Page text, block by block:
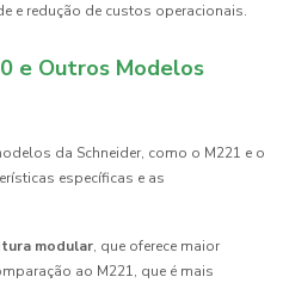
e redução de custos operacionais.
e Outros Modelos
da Schneider, como o M221 e o
específicas e as
modular, que oferece maior
ao M221, que é mais